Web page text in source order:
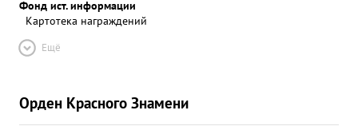
Фонд ист. информации
Картотека награждений
Ещё
Орден Красного Знамени